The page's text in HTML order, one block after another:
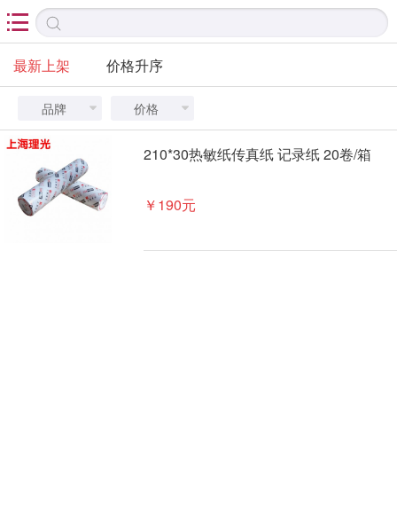

最新上架 价格升序
品牌  价格 
210*30热敏纸传真纸 记录纸 20卷/箱
￥190元